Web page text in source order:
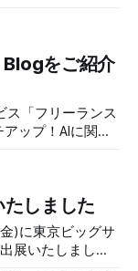
、最新のAI技術
ご紹介いたしま
きる革新的なAI
開発している
演者データを基
をご紹介
ス「フリーランス
ップ！AIに関す
。 掲載記
て、価値ある情
介されています。
識を実践的なビ
取り上げていた
しました
展いたしました